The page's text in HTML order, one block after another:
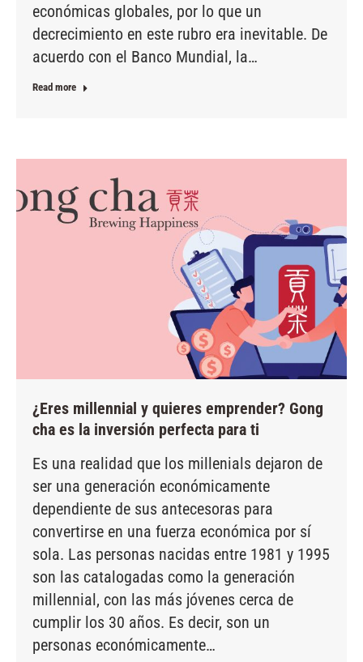
económicas globales, por lo que un
decrecimiento en este rubro era inevitable. De
acuerdo con el Banco Mundial, la…
Read more
¿Eres millennial y quieres emprender? Gong
cha es la inversión perfecta para ti
Es una realidad que los millenials dejaron de
ser una generación económicamente
dependiente de sus antecesoras para
convertirse en una fuerza económica por sí
sola. Las personas nacidas entre 1981 y 1995
son las catalogadas como la generación
millennial, con las más jóvenes cerca de
cumplir los 30 años. Es decir, son un
personas económicamente…